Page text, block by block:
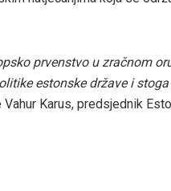
prvenstvo u zračnom
estonske države i
Karus, predsjednik